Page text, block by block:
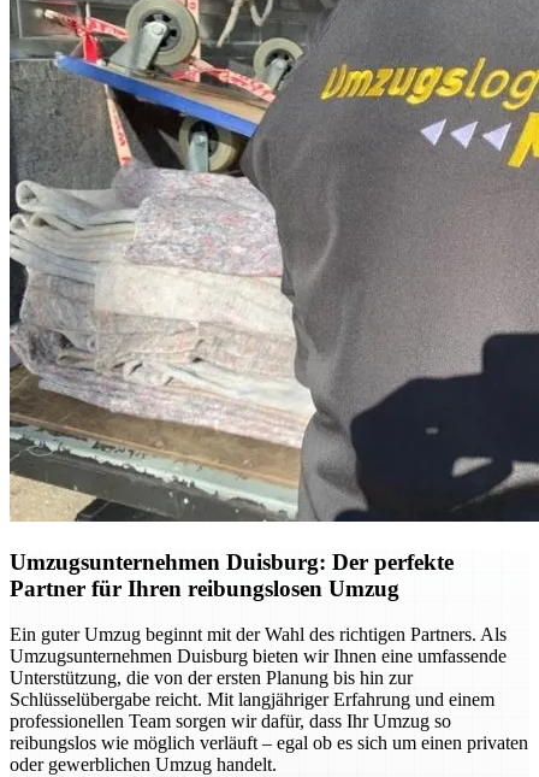
Umzugsunternehmen Duisburg: Der perfekte
Partner für Ihren reibungslosen Umzug
Ein guter Umzug beginnt mit der Wahl des richtigen Partners. Als
Umzugsunternehmen Duisburg bieten wir Ihnen eine umfassende
Unterstützung, die von der ersten Planung bis hin zur
Schlüsselübergabe reicht. Mit langjähriger Erfahrung und einem
professionellen Team sorgen wir dafür, dass Ihr Umzug so
reibungslos wie möglich verläuft – egal ob es sich um einen privaten
oder gewerblichen Umzug handelt.